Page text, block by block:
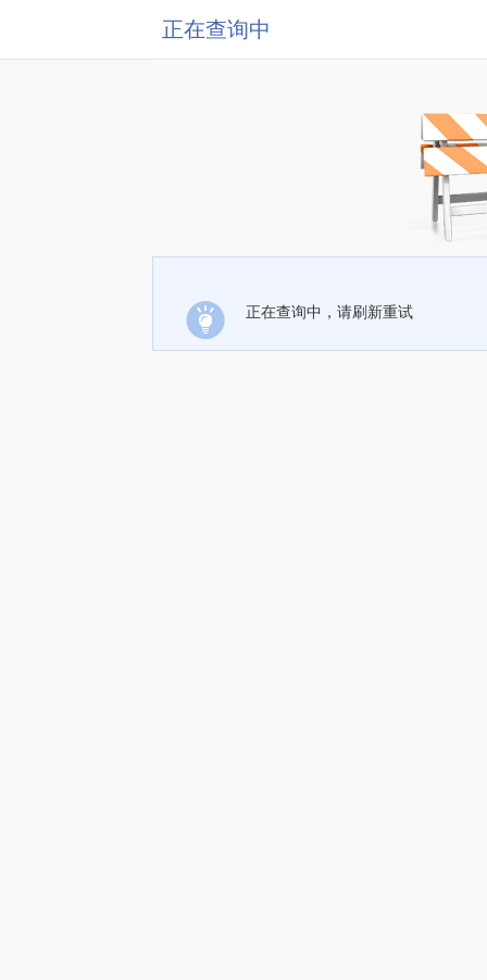
正在查询中
正在查询中，请刷新重试